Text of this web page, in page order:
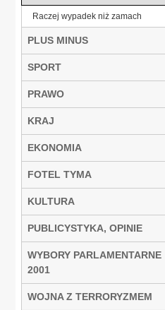
Raczej wypadek niż zamach
PLUS MINUS
SPORT
PRAWO
KRAJ
EKONOMIA
FOTEL TYMA
KULTURA
PUBLICYSTYKA, OPINIE
WYBORY PARLAMENTARNE
2001
WOJNA Z TERRORYZMEM